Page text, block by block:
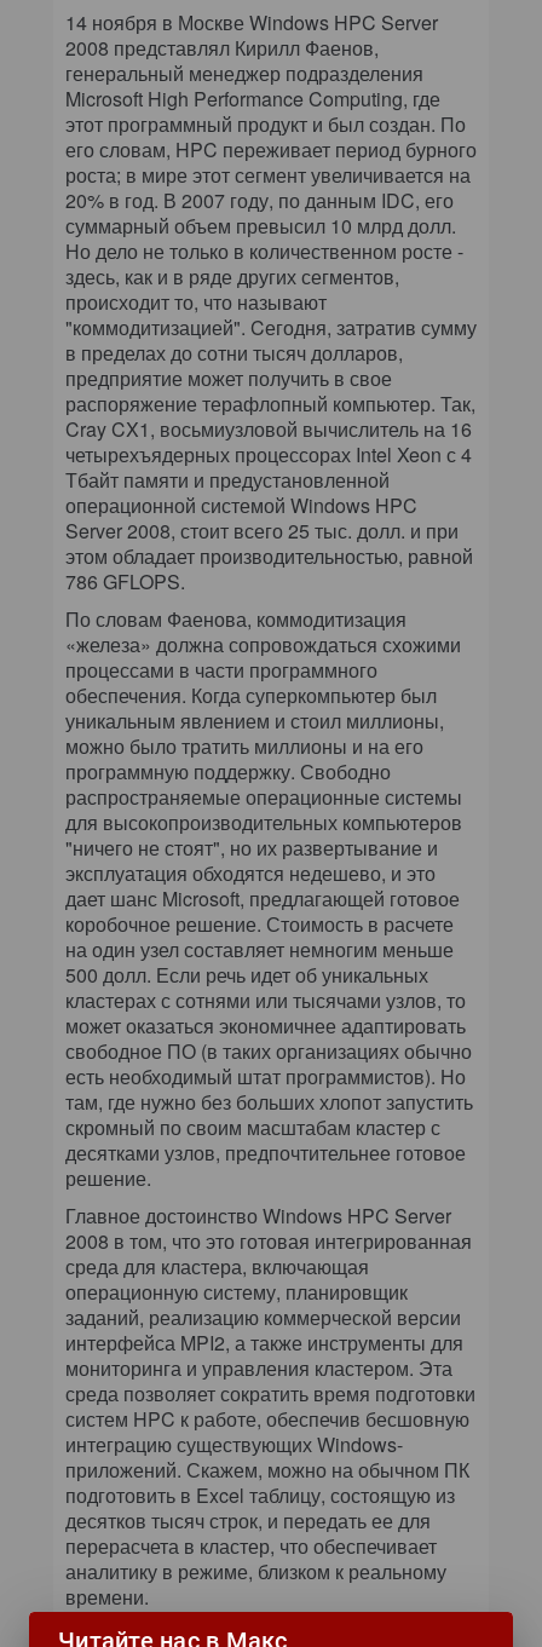
14 ноября в Москве Windows HPC Server
2008 представлял Кирилл Фаенов,
генеральный менеджер подразделения
Microsoft High Performance Computing, где
этот программный продукт и был создан. По
его словам, HPC переживает период бурного
роста; в мире этот сегмент увеличивается на
20% в год. В 2007 году, по данным IDC, его
суммарный объем превысил 10 млрд долл.
Но дело не только в количественном росте -
здесь, как и в ряде других сегментов,
происходит то, что называют
"коммодитизацией". Cегодня, затратив сумму
в пределах до сотни тысяч долларов,
предприятие может получить в свое
распоряжение терафлопный компьютер. Так,
Cray CX1, восьмиузловой вычислитель на 16
четырехъядерных процессорах Intel Xeon с 4
Тбайт памяти и предустановленной
операционной системой Windows HPC
Server 2008, стоит всего 25 тыс. долл. и при
этом обладает производительностью, равной
786 GFLOPS.
По словам Фаенова, коммодитизация
«железа» должна сопровождаться схожими
процессами в части программного
обеспечения. Когда суперкомпьютер был
уникальным явлением и стоил миллионы,
можно было тратить миллионы и на его
программную поддержку. Свободно
распространяемые операционные системы
для высокопроизводительных компьютеров
"ничего не стоят", но их развертывание и
эксплуатация обходятся недешево, и это
дает шанс Microsoft, предлагающей готовое
коробочное решение. Стоимость в расчете
на один узел составляет немногим меньше
500 долл. Если речь идет об уникальных
кластерах с сотнями или тысячами узлов, то
может оказаться экономичнее адаптировать
свободное ПО (в таких организациях обычно
есть необходимый штат программистов). Но
там, где нужно без больших хлопот запустить
скромный по своим масштабам кластер с
десятками узлов, предпочтительнее готовое
решение.
Главное достоинство Windows HPC Server
2008 в том, что это готовая интегрированная
среда для кластера, включающая
операционную систему, планировщик
заданий, реализацию коммерческой версии
интерфейса MPI2, а также инструменты для
мониторинга и управления кластером. Эта
среда позволяет сократить время подготовки
систем HPC к работе, обеспечив бесшовную
интеграцию существующих Windows-
приложений. Скажем, можно на обычном ПК
подготовить в Excel таблицу, состоящую из
десятков тысяч строк, и передать ее для
перерасчета в кластер, что обеспечивает
аналитику в режиме, близком к реальному
времени.
Рассуждения о «малых кластерах» не
Читайте нас в Макс